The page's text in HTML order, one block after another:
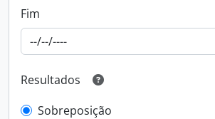
Fim
Resultados
Sobreposição